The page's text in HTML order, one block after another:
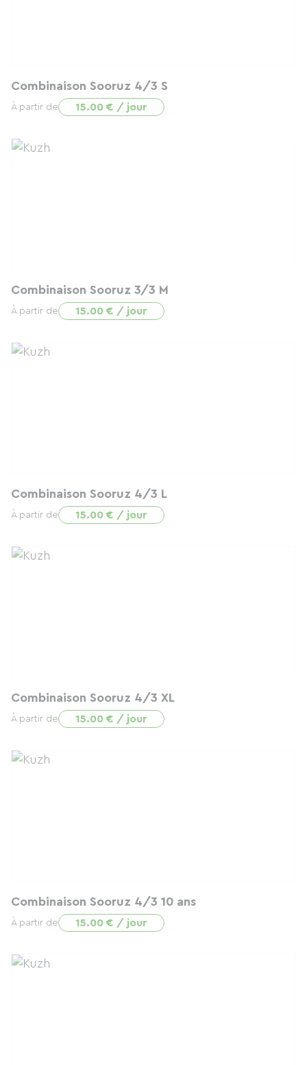
Combinaison Sooruz 4/3 S
À partir de 15.00 € / jour
Combinaison Sooruz 3/3 M
À partir de 15.00 € / jour
Combinaison Sooruz 4/3 L
À partir de 15.00 € / jour
Combinaison Sooruz 4/3 XL
À partir de 15.00 € / jour
Combinaison Sooruz 4/3 10 ans
À partir de 15.00 € / jour